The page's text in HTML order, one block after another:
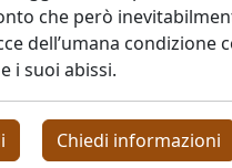
che però
dell’umana condizione
i suoi abissi.
Chiedi informazioni